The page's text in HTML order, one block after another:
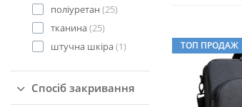
поліуретан (25)
тканина(25)
штучна шкіра(1)
Спосіб закривання
ТОП ПРОДАЖ